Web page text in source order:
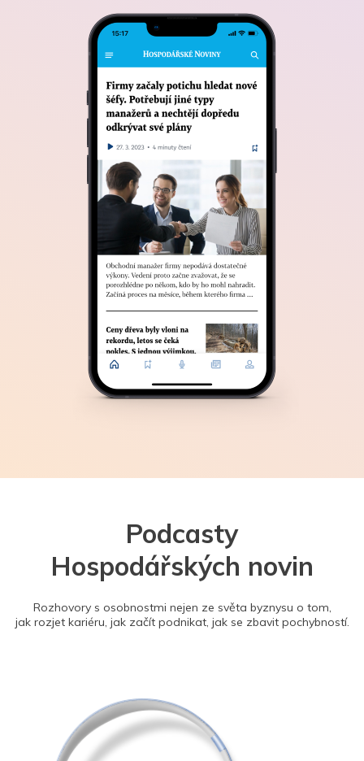
Podcasty
Hospodářských novin
Rozhovory s osobnostmi nejen ze světa byznysu o tom,
jak rozjet kariéru, jak začít podnikat, jak se zbavit pochybností.